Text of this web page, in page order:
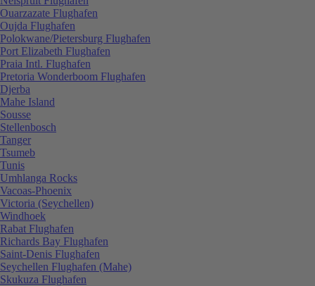
Ouarzazate Flughafen
Oujda Flughafen
Polokwane/Pietersburg Flughafen
Port Elizabeth Flughafen
Praia Intl. Flughafen
Pretoria Wonderboom Flughafen
Djerba
Mahe Island
Sousse
Stellenbosch
Tanger
Tsumeb
Tunis
Umhlanga Rocks
Vacoas-Phoenix
Victoria (Seychellen)
Windhoek
Rabat Flughafen
Richards Bay Flughafen
Saint-Denis Flughafen
Seychellen Flughafen (Mahe)
Skukuza Flughafen